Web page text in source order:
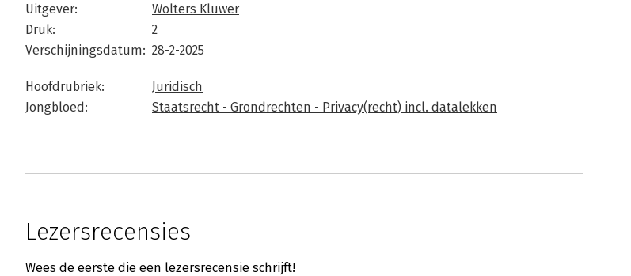
Uitgever:
Wolters Kluwer
Druk:
2
Verschijningsdatum: 28-2-2025
Hoofdrubriek:
Juridisch
Jongbloed:
Staatsrecht - Grondrechten - Privacy(recht) incl. datalekken
Lezersrecensies
Wees de eerste die een lezersrecensie schrijft!